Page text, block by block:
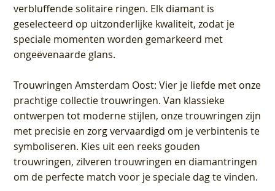
verbluffende solitaire ringen. Elk diamant is
geselecteerd op uitzonderlijke kwaliteit, zodat je
speciale momenten worden gemarkeerd met
ongeëvenaarde glans.
Trouwringen Amsterdam Oost: Vier je liefde met onze
prachtige collectie trouwringen. Van klassieke
ontwerpen tot moderne stijlen, onze trouwringen zijn
met precisie en zorg vervaardigd om je verbintenis te
symboliseren. Kies uit een reeks gouden
trouwringen, zilveren trouwringen en diamantringen
om de perfecte match voor je speciale dag te vinden.